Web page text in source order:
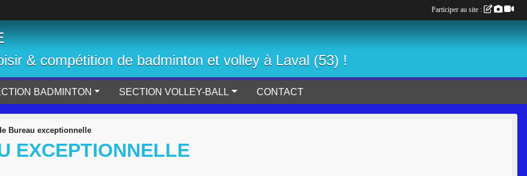
& compétition de badminton et volley à Laval (53) !
BADMINTON SECTION VOLLEY-BALL CONTACT
Bureau exceptionnelle
EXCEPTIONNELLE
Participer au site :